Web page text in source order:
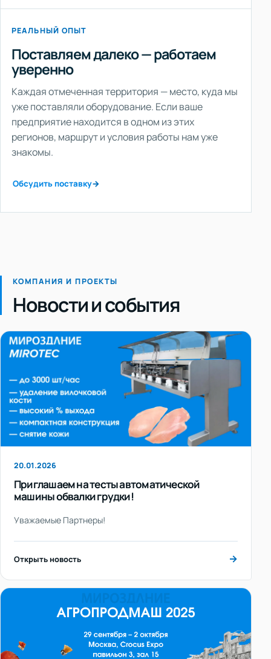
РЕАЛЬНЫЙ ОПЫТ
Поставляем далеко — работаем
уверенно
Каждая отмеченная территория — место, куда мы
уже поставляли оборудование. Если ваше
предприятие находится в одном из этих
регионов, маршрут и условия работы нам уже
знакомы.
Обсудить поставку→
КОМПАНИЯ И ПРОЕКТЫ
Новости и события
20.01.2026
Приглашаем на тесты автоматической
машины обвалки грудки!
Уважаемые Партнеры!
Открыть новость →